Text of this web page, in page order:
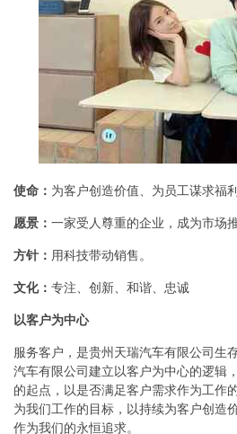
使命： 为客户创造价值、为员工谋求福利
愿景： 一家受人尊重的企业，成为市场
方针： 用科技带动销售。
文化： 专注、创新、和谐、忠诚
以客户为中心
服务客户，是贵州天瑞汽车有限公司生
汽车有限公司建立以客户为中心的逻辑
的起点，以是否满足客户需求作为工作
为我们工作的目标，以持续为客户创造
作为我们的永恒追求。